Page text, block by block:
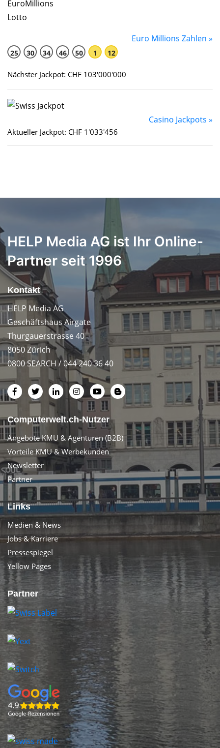
Euro Millions Zahlen »
25 30 34 46 50 1 12
Nächster Jackpot: CHF 103'000'000
Casino Jackpots »
Aktueller Jackpot: CHF 1'033'456
HELP Media AG ist Ihr Online-
Partner seit 1996
Kontakt
HELP Media AG
Geschäftshaus Airgate
Thurgauerstrasse 40
8050 Zürich
0800 SEARCH / 044 240 36 40
Computerwelt.ch-Nutzer
Angebote KMU & Agenturen (B2B)
Vorteile KMU & Werbekunden
Newsletter
Partner
Links
Medien & News
Jobs & Karriere
Pressespiegel
Yellow Pages
Partner